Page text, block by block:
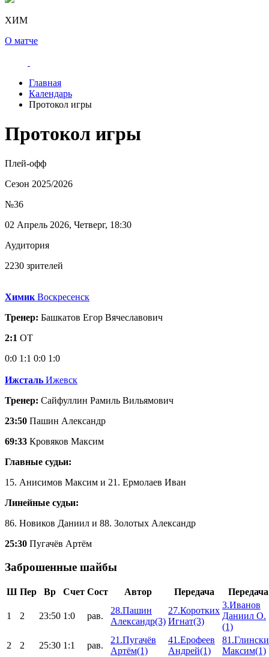
ХИМ
О матче
Главная
Календарь
Протокол игры
Протокол игры
Плей-офф
Сезон 2025/2026
№36
02 Апрель 2026, Четверг, 18:30
Аудитория
2230 зрителей
Химик Воскресенск
Тренер: Башкатов Егор Вячеславович
2:1 ОТ
0:0 1:1 0:0 1:0
Ижсталь Ижевск
Тренер: Сайфуллин Рамиль Вильямович
23:50 Пашин Александр
69:33 Кровяков Максим
Главные судьи:
15. Анисимов Максим и 21. Ермолаев Иван
Линейные судьи:
86. Новиков Даниил и 88. Золотых Александр
25:30 Пугачёв Артём
Заброшенные шайбы
Ш Пер Вр Счет Сост Автор Передача Передача
1 2 23:50 1:0 рав.
28.Пашин
Александр(3)
27.Коротких
Игнат(3)
3.Иванов
Даниил О.
(1)
2
2 25:30 1:1 рав.
21.Пугачёв
Артём(1)
41.Ерофеев
Андрей(1)
Максим(1)